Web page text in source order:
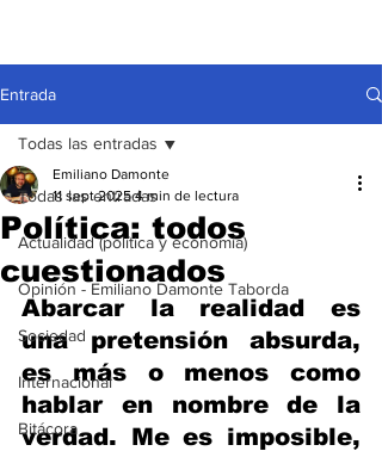
Entrada
Todas las entradas
Actualidad (política y economía)
Opinión - Emiliano Damonte Taborda
Sociedad
Internacional
Bitácora
Todas las entradas
Política: todos
cuestionados
Emiliano Damonte
11 sept 2025 4 min de lectura
Abarcar la realidad es
una pretensión absurda,
es más o menos como
hablar en nombre de la
verdad. Me es imposible,